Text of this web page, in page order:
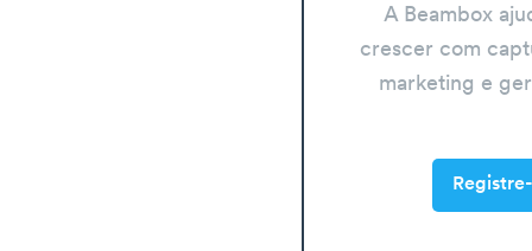
A Beambox
crescer com
marketing e